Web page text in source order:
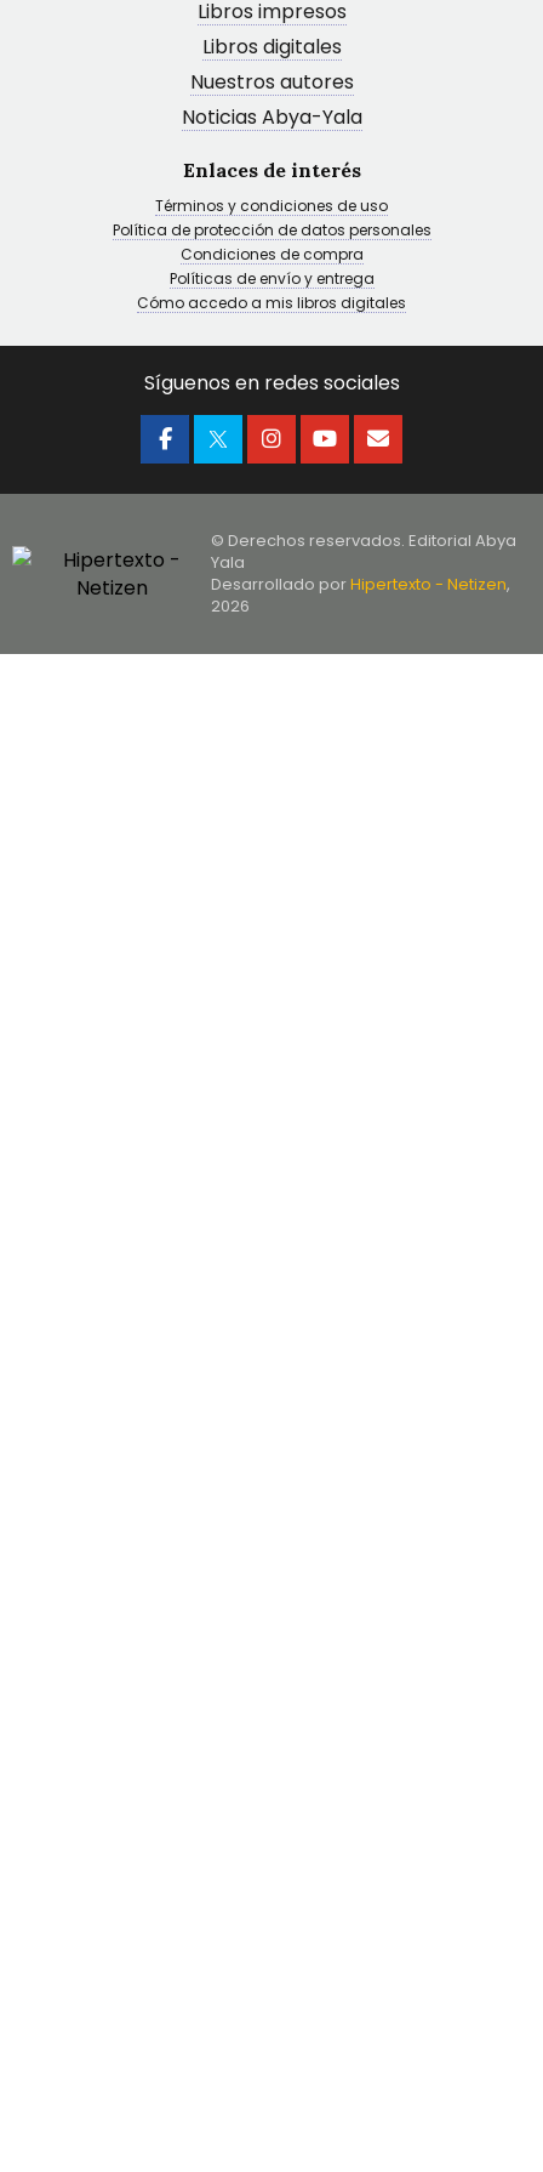
Libros impresos
Libros digitales
Nuestros autores
Noticias Abya-Yala
Enlaces de interés
Términos y condiciones de uso
Política de protección de datos personales
Condiciones de compra
Políticas de envío y entrega
Cómo accedo a mis libros digitales
Síguenos en redes sociales
© Derechos reservados. Editorial Abya
Yala
Desarrollado porHipertexto - Netizen,
2026